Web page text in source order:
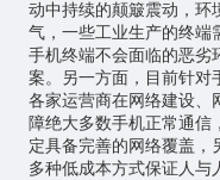
动中持续的颠簸震动，环
气，一些工业生产的终端
手机终端不会面临的恶劣
案。另一方面，目前针对
各家运营商在网络建设、
障绝大多数手机正常通
定具备完善的网络覆盖，
多种低成本方式保证人与